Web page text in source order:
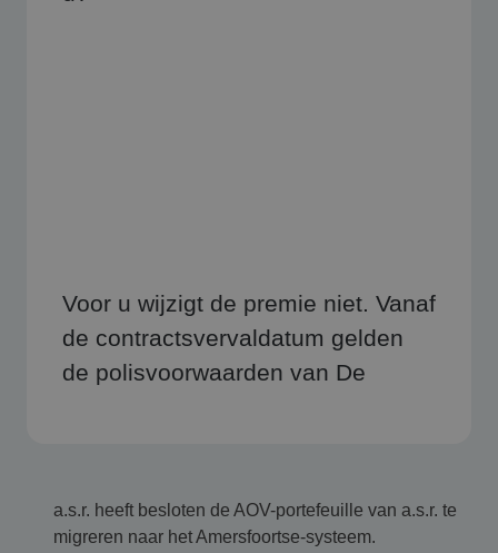
Voor u wijzigt de premie niet. Vanaf
de contractsvervaldatum gelden
de polisvoorwaarden van De
a.s.r. heeft besloten de AOV-portefeuille van a.s.r. te
migreren naar het Amersfoortse-systeem.